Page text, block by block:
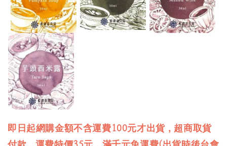
即日起網購金額不含運費100元才出貨，超商取貨